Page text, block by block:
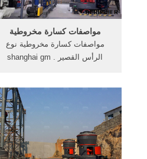
مواصفات كسارة مخروطية
مواصفات كسارة مخروطية نوع
الرأس القصير . shanghai gm
تتضمن البحث والتطوير والإنتاج
والمبيعات والخدمات أيضًا.